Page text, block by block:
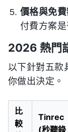
價格與免
付費方案
2026 熱門
以下針對五款
你做出決定。
比
較
Tinrec
(秒聽錄